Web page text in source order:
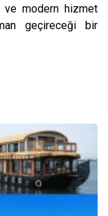
ve modern hizmet
geçireceği bir